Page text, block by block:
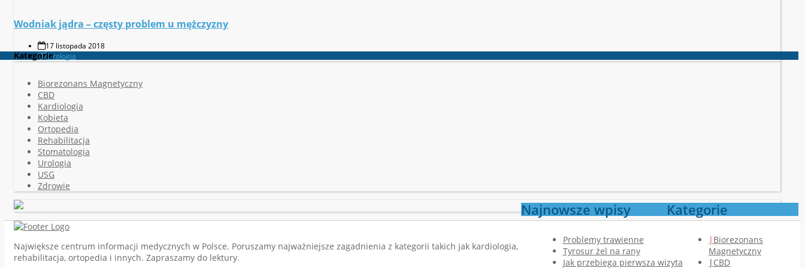
Wodniak jądra – częsty problem u mężczyzny
17 listopada 2018
Urologia
Kategorie
Biorezonans Magnetyczny
CBD
Kardiologia
Kobieta
Ortopedia
Rehabilitacja
Stomatologia
Urologia
USG
Zdrowie
Największe centrum informacji medycznych w Polsce. Poruszamy najważniejsze zagadnienia z kategorii takich jak kardiologia,
rehabilitacja, ortopedia i innych. Zapraszamy do lektury.
Najnowsze wpisy
Problemy trawienne
Tyrosur żel na rany
Jak przebiega pierwsza wizyta
Kategorie
Biorezonans
Magnetyczny
CBD